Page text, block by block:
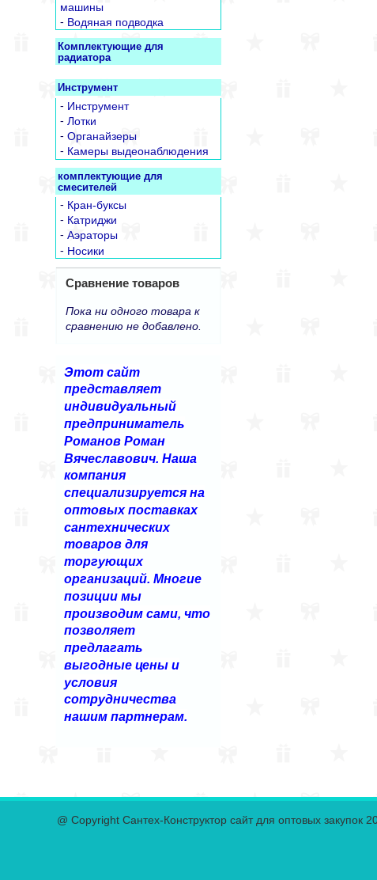
машины
- Водяная подводка
Комплектующие для
радиатора
Инструмент
- Инструмент
- Лотки
- Органайзеры
- Камеры выдеонаблюдения
комплектующие для
смесителей
- Кран-буксы
- Катриджи
- Аэраторы
- Носики
Сравнение товаров
Пока ни одного товара к
сравнению не добавлено.
Этот сайт
представляет
индивидуальный
предприниматель
Романов Роман
Вячеславович. Наша
компания
специализируется на
оптовых поставках
сантехнических
товаров для
торгующих
организаций. Многие
позиции мы
производим сами, что
позволяет
предлагать
выгодные цены и
условия
сотрудничества
нашим партнерам.
@ Copyright Сантех-Конструктор сайт для оптовых закупок